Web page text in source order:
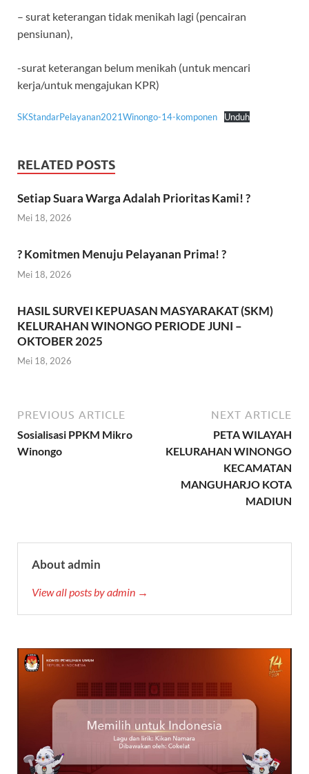
– surat keterangan tidak menikah lagi (pencairan
pensiunan),
-surat keterangan belum menikah (untuk mencari
kerja/untuk mengajukan KPR)
SKStandarPelayanan2021Winongo-14-komponen Unduh
RELATED POSTS
Setiap Suara Warga Adalah Prioritas Kami! ?
Mei 18, 2026
? Komitmen Menuju Pelayanan Prima! ?
Mei 18, 2026
HASIL SURVEI KEPUASAN MASYARAKAT (SKM)
KELURAHAN WINONGO PERIODE JUNI –
OKTOBER 2025
Mei 18, 2026
PREVIOUS ARTICLE
Sosialisasi PPKM Mikro
Winongo
NEXT ARTICLE
PETA WILAYAH
KELURAHAN WINONGO
KECAMATAN
MANGUHARJO KOTA
MADIUN
About admin
View all posts by admin →